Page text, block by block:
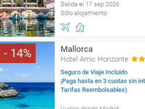
Salida el 17 sep 2026
Sólo alojamiento
14 Mallorca
Hotel Amic Horizonte
Seguro de Viaje Incluido
¡Paga hasta en 3 cuotas sin
Tarifas Reembolsables)